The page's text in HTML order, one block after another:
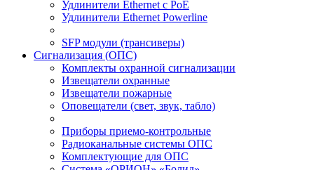
Удлинители Ethernet с PoE
Удлинители Ethernet Powerline
SFP модули (трансиверы)
Сигнализация (ОПС)
Комплекты охранной сигнализации
Извещатели охранные
Извещатели пожарные
Оповещатели (свет, звук, табло)
Приборы приемо-контрольные
Радиоканальные системы ОПС
Комплектующие для ОПС